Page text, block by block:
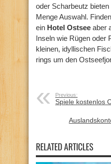
oder Scharbeutz bieten
Menge Auswahl.
ein Hotel Ostsee aber
Inseln wie Rügen oder
kleinen, idyllischen
rings um den
Previous:
Spiele kostenlos
RELATED ARTICLES